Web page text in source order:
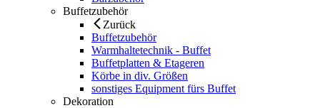
Buffetzubehör
Zurück
Buffetzubehör
Warmhaltetechnik - Buffet
Buffetplatten & Etageren
Körbe in div. Größen
sonstiges Equipment fürs Buffet
Dekoration